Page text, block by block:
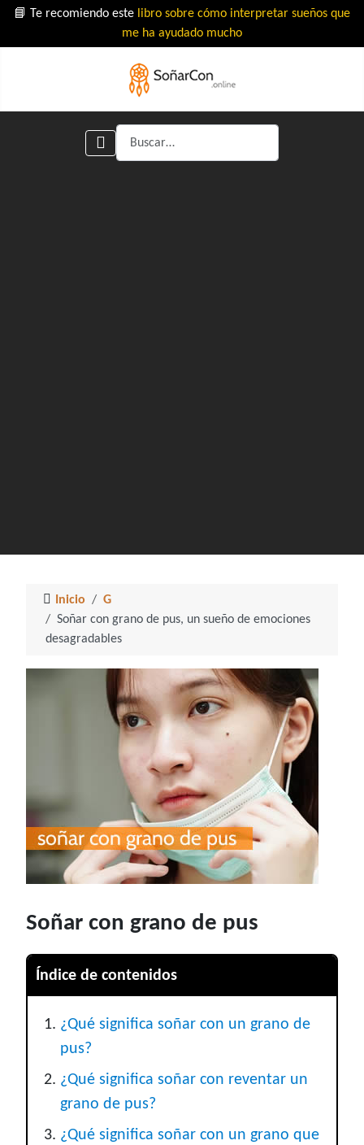
📘 Te recomiendo este libro sobre cómo interpretar sueños que
me ha ayudado mucho
Buscar
Inicio
G
Soñar con grano de pus, un sueño de emociones
desagradables
Soñar con grano de pus
Índice de contenidos
¿Qué significa soñar con un grano de
pus?
¿Qué significa soñar con reventar un
grano de pus?
¿Qué significa soñar con un grano que